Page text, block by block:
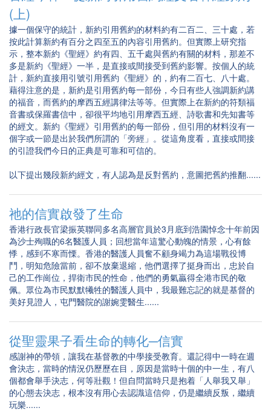
(上)
據一個保守的統計，新約引用舊約的材料約有二百二、三十處，若
按此計算新約有百分之四至五的內容引用舊約。但實際上研究指
示，整本新約《聖經》約有四、五千處與舊約有關的材料，那差不
多是新約《聖經》一半，是直接或間接受到舊約影響。按個人的統
計，新約直接用引號引用舊約《聖經》的，約有二百七、八十處。
藉得注意的是，新約是引用舊約每一部份，今日有些人強調新約講
的福音，而舊約的摩西五經講律法等等。但實際上在新約的符類福
音書或保羅書信中，卻很平均地引用摩西五經、詩歌書和先知書等
的經文。新約《聖經》引用舊約的每一部份，但引用的材料沒有一
個字或一節是出於我們所謂的「旁經」。從這角度看，直接或間接
的引證我們今日的正典是可靠和可信的。
以下提出幾段新約經文，有人認為是反對舊約，意圖把舊約推翻......
祂的信實啟發了生命
香港行政長官梁振英聯同多名高層官員於3月底到浩園悼念十年前因
為沙士殉職的6名醫護人員；回想當年這驚心動魄的情景，心有餘
悸，感到不寒而慄。香港的醫護人員奮不顧身竭力為這場戰役博
鬥，明知危險當前，卻不放棄退縮，他們選擇了挺身而出，忠於自
己的工作崗位，捍衛市民的性命，他們的勇氣贏得全港市民的敬
佩。眾位為市民默默犧牲的醫護人員中，我最難忘記的就是基督的
美好見證人，屯門醫院的謝婉雯醫生......
從聖靈果子看生命的轉化─信實
感謝神的帶領，讓我在基督教的中學接受教育。還記得中一時在週
會決志，當時的情況仍歷歷在目，原因是當時十個的中一生，有八
個都會舉手決志，何等壯觀！但自問當時只是抱着「人舉我又舉」
的心態去決志，根本沒有用心去認識這信仰，仍是繼續反叛，繼續
玩樂......